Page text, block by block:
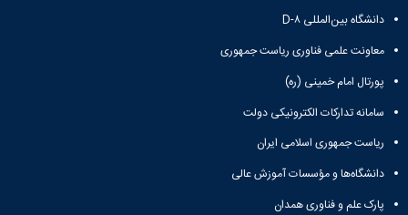
دانشگاه بین‌المللی D-۸
معاونت علمی فناوری ریاست جمهوری
پورتال امام خمینی (ره)
سامانه تدارکات الکترونیکی دولت
ریاست جمهوری اسلامی ایران
دانشگاه‌ها و مؤسسات آموزش عالی
پارک علم و فناوری همدان